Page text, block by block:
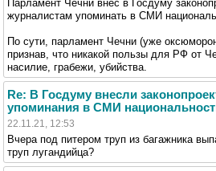
Парламент Чечни внес в Госдуму
журналистам упоминать в СМИ
По сути, парламент Чечни (уже
признав, что никакой пользы для РФ от
насилие, грабежи, убийства.
Re: В Госдуму внесли
упоминания в СМИ
22.11.21, 12:53
Вчера под питером труп из багажника
труп лугандийца?